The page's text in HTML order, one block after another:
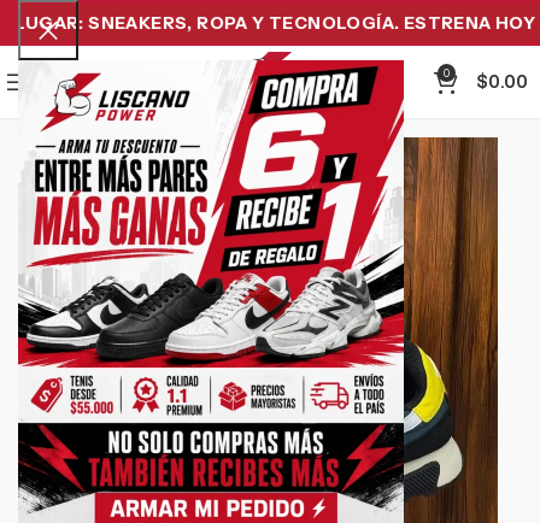
SNEAKERS, ROPA Y TECNOLOGÍA. ESTRENA HOY Y
Menu
0
$0.00
-11%